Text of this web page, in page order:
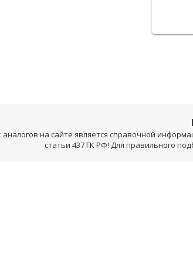
аналогов на сайте является справочной
статьи 437 ГК РФ! Для правильного